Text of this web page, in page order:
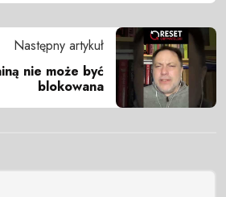
Następny artykuł
nie może być
blokowana